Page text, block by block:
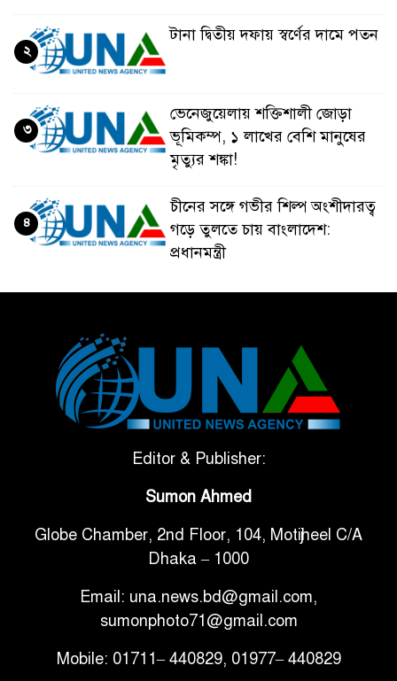
টানা দ্বিতীয় দফায় স্বর্ণের দামে পতন
২
ভেনেজুয়েলায় শক্তিশালী জোড়া
ভূমিকম্প, ১ লাখের বেশি মানুষের
মৃত্যুর শঙ্কা!
৩
চীনের সঙ্গে গভীর শিল্প অংশীদারত্ব
গড়ে তুলতে চায় বাংলাদেশ:
প্রধানমন্ত্রী
৪
টানা ৩ ম্যাচে গোল ভিনির, ইতিহাস
বলছে বিশ্বকাপ জিতবে ব্রাজিল
সরকারি ৩শ কেজি বই বিক্রির
গাড়ি বিক্রির পর মালিকানা
পরিবর্তনে কঠোর নির্দেশনা
আ.লীগ ও বিএনপির বিরুদ্ধে
নাহিদ
Editor & Publisher:
Sumon Ahmed
Globe Chamber, 2nd Floor, 104, Motijheel C/A
Dhaka – 1000
Email: una.news.bd@gmail.com,
sumonphoto71@gmail.com
Mobile: 01711– 440829, 01977– 440829